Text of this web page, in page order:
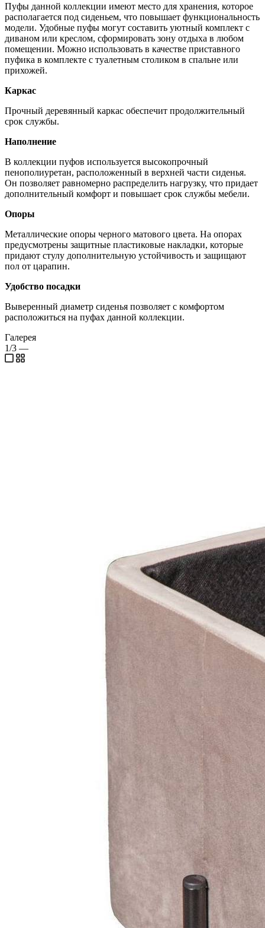
Пуфы данной коллекции имеют место для хранения, которое
располагается под сиденьем, что повышает функциональность
модели. Удобные пуфы могут составить уютный комплект с
диваном или креслом, сформировать зону отдыха в любом
помещении. Можно использовать в качестве приставного
пуфика в комплекте с туалетным столиком в спальне или
прихожей.
Каркас
Прочный деревянный каркас обеспечит продолжительный
срок службы.
Наполнение
В коллекции пуфов используется высокопрочный
пенополиуретан, расположенный в верхней части сиденья.
Он позволяет равномерно распределить нагрузку, что придает
дополнительный комфорт и повышает срок службы мебели.
Опоры
Металлические опоры черного матового цвета. На опорах
предусмотрены защитные пластиковые накладки, которые
придают стулу дополнительную устойчивость и защищают
пол от царапин.
Удобство посадки
Выверенный диаметр сиденья позволяет с комфортом
расположиться на пуфах данной коллекции.
Галерея
1/3 —